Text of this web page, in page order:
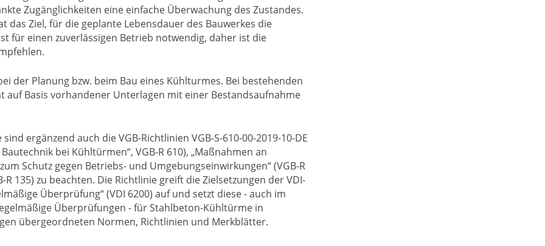
Zugänglichkeiten eine einfache Überwachung des Zustandes.
das Ziel, für die geplante Lebensdauer des Bauwerkes die
für einen zuverlässigen Betrieb notwendig, daher ist die
der Planung bzw. beim Bau eines Kühlturmes. Bei bestehenden
Basis vorhandener Unterlagen mit einer Bestandsaufnahme
ergänzend auch die VGB-Richtlinien VGB-S-610-00-2019-10-DE
Bautechnik bei Kühltürmen“, VGB-R 610), „Maßnahmen an
Schutz gegen Betriebs- und Umgebungseinwirkungen“ (VGB-R
R 135) zu beachten. Die Richtlinie greift die Zielsetzungen der VDI-
Überprüfung“ (VDI 6200) auf und setzt diese - auch im
Überprüfungen - für Stahlbeton-Kühltürme in
übergeordneten Normen, Richtlinien und Merkblätter.